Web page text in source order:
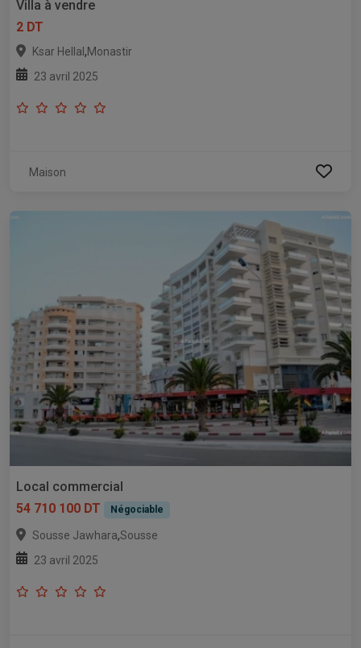
Villa à vendre
2 DT
Ksar Hellal ,Monastir
23 avril 2025
Maison
Local commercial
54 710 100 DT
Négociable
Sousse Jawhara,Sousse
23 avril 2025